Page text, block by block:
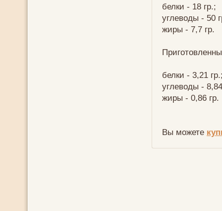
белки - 18 гр.;
углеводы - 50
жиры - 7,7 гр.
белки - 3,21
углеводы -
жиры - 0,86 гр.
Вы можете